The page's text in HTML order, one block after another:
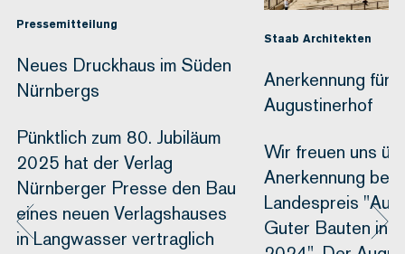
Pressemitteilung
Neues Druckhaus im Süden
Nürnbergs
Pünktlich zum 80. Jubiläum
2025 hat der Verlag
Nürnberger Presse den Bau
eines neuen Verlagshauses
in Langwasser vertraglich
Staab Architekten
Anerkennung für
Augustinerhof
Wir freuen uns
Anerkennung
Landespreis
Guter Bauten in